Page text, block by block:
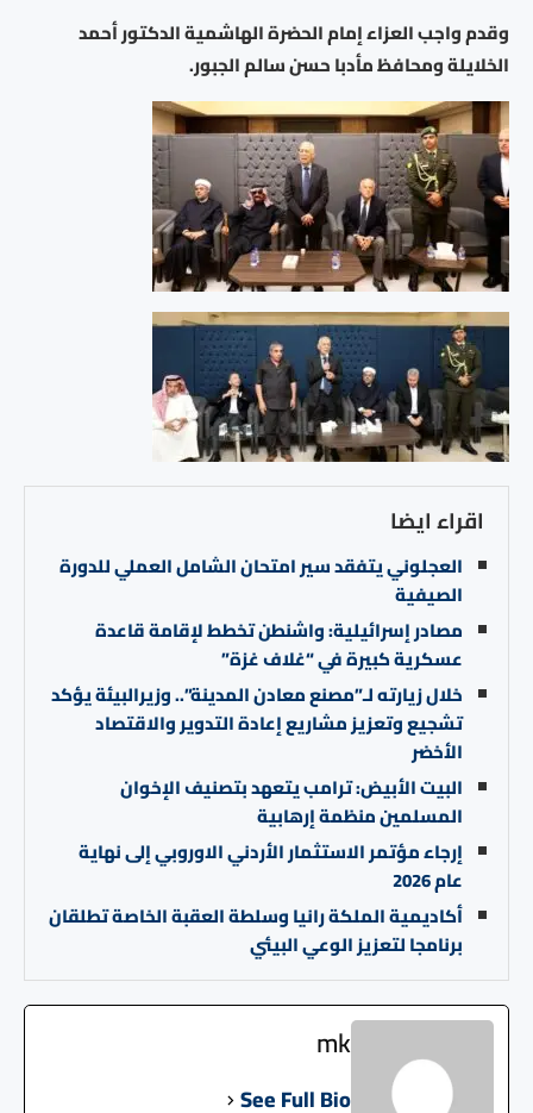
وقدم واجب العزاء إمام الحضرة الهاشمية الدكتور أحمد
الخلايلة ومحافظ مأدبا حسن سالم الجبور.
اقراء ايضا
العجلوني يتفقد سير امتحان الشامل العملي للدورة
الصيفية
مصادر إسرائيلية: واشنطن تخطط لإقامة قاعدة
عسكرية كبيرة في “غلاف غزة”
خلال زيارته لـ”مصنع معادن المدينة”.. وزيرالبيئة يؤكد
تشجيع وتعزيز مشاريع إعادة التدوير والاقتصاد
الأخضر
البيت الأبيض: ترامب يتعهد بتصنيف الإخوان
المسلمين منظمة إرهابية
إرجاء مؤتمر الاستثمار الأردني الاوروبي إلى نهاية
عام 2026
أكاديمية الملكة رانيا وسلطة العقبة الخاصة تطلقان
برنامجا لتعزيز الوعي البيئي
mk
See Full Bio